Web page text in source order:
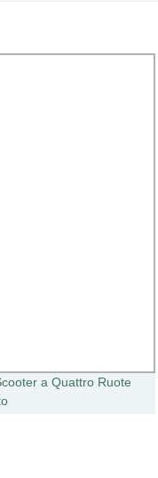
a Quattro Ruote